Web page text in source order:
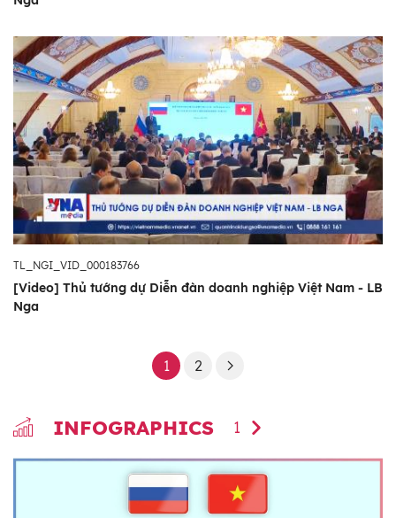
TL_NGI_VID_000183766
[Video] Thủ tướng dự Diễn đàn doanh nghiệp Việt Nam - LB
Nga
1 2
INFOGRAPHICS 1